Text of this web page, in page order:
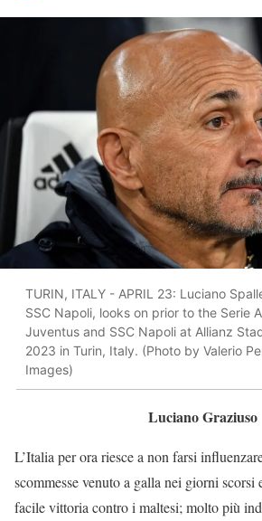
TURIN, ITALY - APRIL 23: Luciano
SSC Napoli, looks on prior to the Serie
Juventus and SSC Napoli at Allianz
2023 in Turin, Italy. (Photo by Valerio
Images)
Luciano Graziuso
L’Italia per ora riesce a non farsi
scommesse venuto a galla nei giorni scorsi
facile vittoria contro i maltesi; molto più